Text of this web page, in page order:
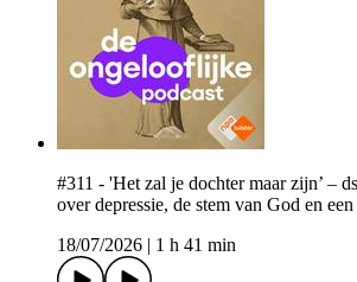
#311 - 'Het zal je dochter maar zijn’ –
over depressie, de stem van God en
18/07/2026
1 h 41 min